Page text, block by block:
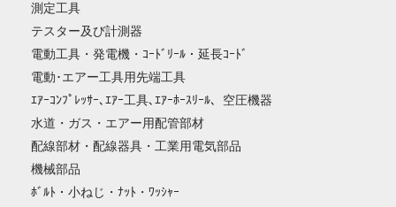
測定工具
テスター及び計測器
電動工具・発電機・ｺｰﾄﾞﾘｰﾙ・延長ｺｰﾄﾞ
電動･エアー工具用先端工具
ｴｱｰｺﾝﾌﾟﾚｯｻｰ､ｴｱｰ工具､ｴｱｰﾎｰｽﾘｰﾙ、空圧機器
水道・ガス・エアー用配管部材
配線部材・配線器具・工業用電気部品
機械部品
ﾎﾞﾙﾄ・小ねじ・ﾅｯﾄ・ﾜｯｼｬｰ